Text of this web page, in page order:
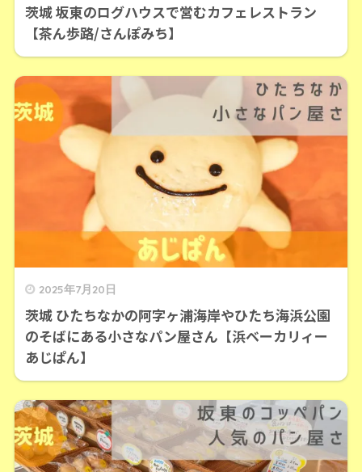
茨城 坂東のログハウスで営むカフェレストラン
【茶ん歩路/さんぽみち】
2025年7月20日
茨城 ひたちなかの阿字ヶ浦海岸やひたち海浜公園
のそばにある小さなパン屋さん【浜ベーカリィー
あじぱん】